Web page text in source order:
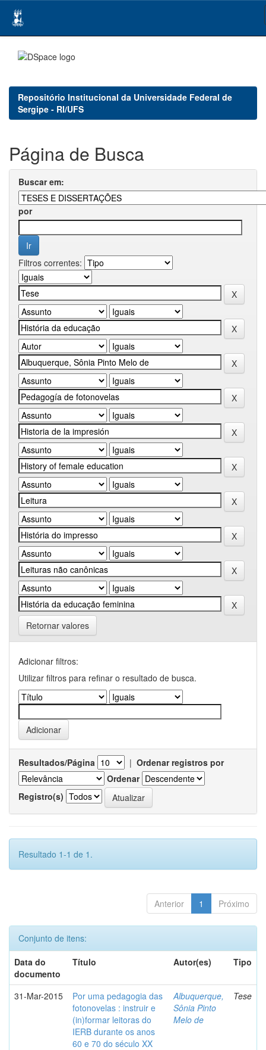
navigation
Repositório Institucional da Universidade Federal de
Sergipe - RI/UFS
Página de Busca
Buscar em:
por
Filtros correntes:
Retornar valores
Adicionar filtros:
Utilizar filtros para refinar o resultado de busca.
Resultados/Página | Ordenar registros por
Ordenar
Registro(s)
Resultado 1-1 de 1.
Anterior 1 Próximo
Conjunto de itens:
Data do
documento
Título Autor(es) Tipo
31-Mar-2015
Por uma pedagogia das
fotonovelas : instruir e
(in)formar leitoras do
IERB durante os anos
60 e 70 do século XX
Albuquerque,
Sônia Pinto
Melo de
Tese